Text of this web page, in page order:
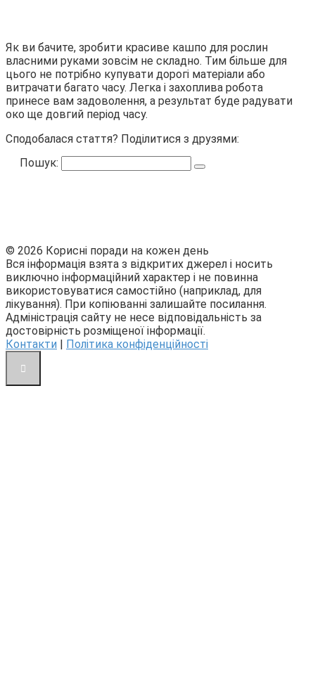
Як ви бачите, зробити красиве кашпо для рослин
власними руками зовсім не складно. Тим більше для
цього не потрібно купувати дорогі матеріали або
витрачати багато часу. Легка і захоплива робота
принесе вам задоволення, а результат буде радувати
око ще довгий період часу.
Сподобалася стаття? Поділитися з друзями:
Пошук:
© 2026 Корисні поради на кожен день
Вся інформація взята з відкритих джерел і носить
виключно інформаційний характер і не повинна
використовуватися самостійно (наприклад, для
лікування). При копіюванні залишайте посилання.
Адміністрація сайту не несе відповідальність за
достовірність розміщеної інформації.
Контакти | Політика конфіденційності